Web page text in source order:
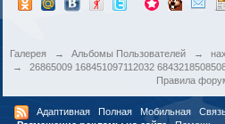
Галерея → Альбомы Пользователей →
→
26865009 168451097112032
Правила
Адаптивная Полная Мобильная